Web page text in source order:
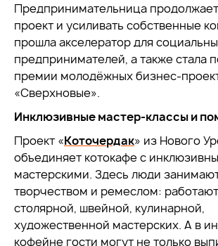
Предпринимательница
проект и усиливать собственные
прошла акселератор для
предпринимателей, а также стала
премии молодёжных бизнес-
«Сверхновые».
Инклюзивные мастер-классы и
Проект «Коточердак» из Нового
объединяет котокафе с
мастерскими. Здесь люди
творчеством и ремеслом:
столярной, швейной, кулинарной,
художественной мастерских. А в
кофейне гости могут не только